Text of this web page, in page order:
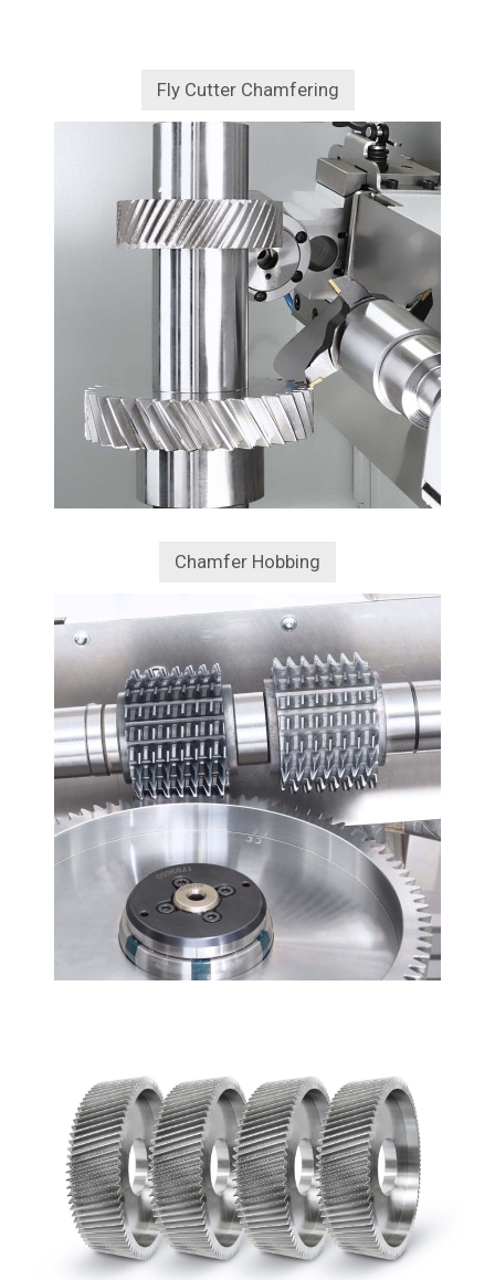
Fly Cutter Chamfering
Chamfer Hobbing